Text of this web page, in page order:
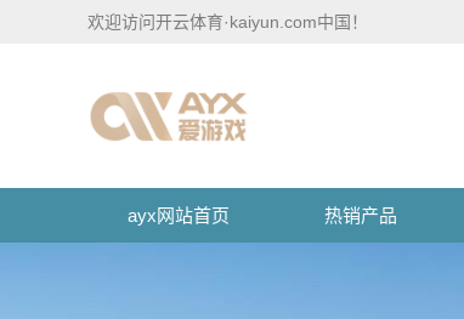
欢迎访问开云体育·kaiyun.com中国！
ayx网站首页 热销产品